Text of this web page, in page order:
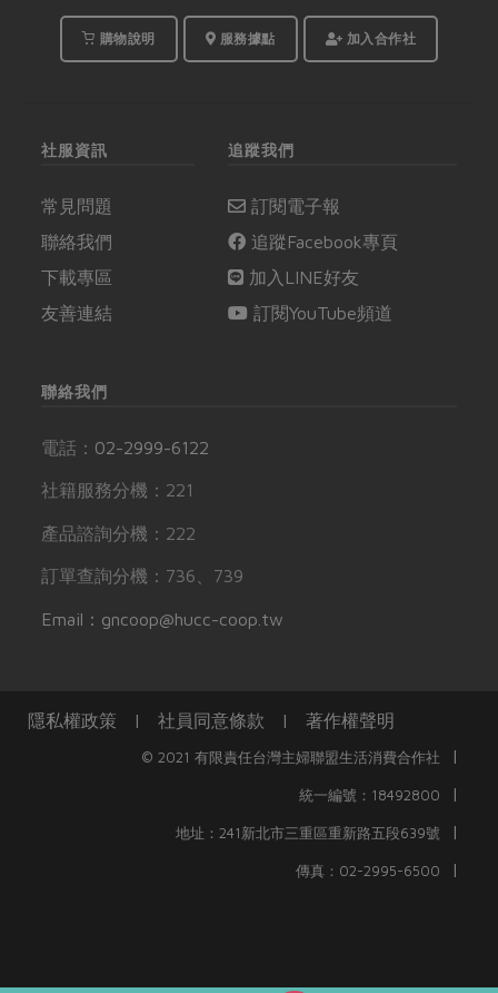
購物說明 服務據點 加入合作社
社服資訊
常見問題
聯絡我們
下載專區
友善連結
追蹤我們
訂閱電子報
追蹤Facebook專頁
加入LINE好友
訂閱YouTube頻道
聯絡我們
電話： 02-2999-6122
社籍服務分機：221
產品諮詢分機：222
訂單查詢分機：736、739
Email：gncoop@hucc-coop.tw
隱私權政策 | 社員同意條款 | 著作權聲明
© 2021 有限責任台灣主婦聯盟生活消費合作社 |
統一編號：18492800 |
地址：241新北市三重區重新路五段639號 |
傳真：02-2995-6500 |